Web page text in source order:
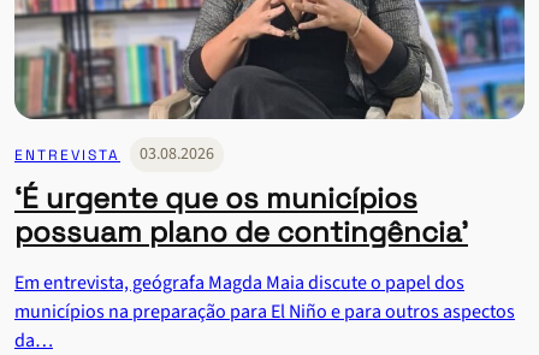
ENTREVISTA 03.08.2026
‘É urgente que os municípios
possuam plano de contingência’
Em entrevista, geógrafa Magda Maia discute o papel dos
municípios na preparação para El Niño e para outros aspectos
da…